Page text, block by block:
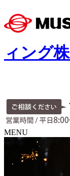
ィング
MENU